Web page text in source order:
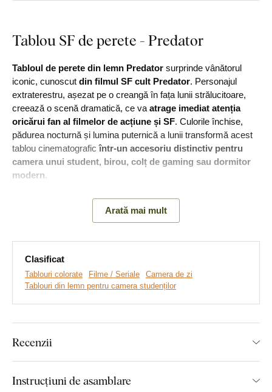
Tablou SF de perete - Predator
Tabloul de perete din lemn Predator surprinde vânătorul
iconic, cunoscut din filmul SF cult Predator. Personajul
extraterestru, așezat pe o creangă în fața lunii strălucitoare,
creează o scenă dramatică, ce va atrage imediat atenția
oricărui fan al filmelor de acțiune și SF. Culorile închise,
pădurea nocturnă și lumina puternică a lunii transformă acest
tablou cinematograficîntr-un accesoriu distinctiv pentru
camera unui student, birou, colț de gaming sau dormitor
modern.
necruțătoare, al puterii și al testului de curaj. Tocmai aici se
vânătorul devine brusc cel vânat, iar capacitatea de a
supraviețui, de a-și păstra calmul și de a rezista chiar și în fața
unui pericol necunoscut devine decisivă.
Arată mai mult
Clasificat
Tablouri colorate Filme / Seriale
Camera de zi
Tablouri din lemn pentru camera studenților
Recenzii
Instrucțiuni de asamblare